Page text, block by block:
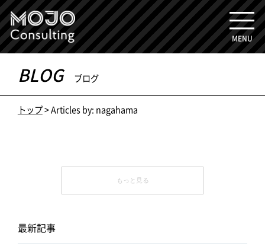
MENU
BLOG ブログ
トップ>Articles by: nagahama
もっと見る
最新記事